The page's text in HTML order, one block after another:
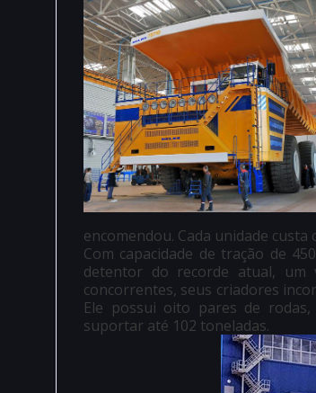
encomendou. Cada unidade custa
Com capacidade de tração de
detentor do recorde atual,
concorrentes, seus criadores
Ele possui oito pares de
suportar até 102 toneladas.